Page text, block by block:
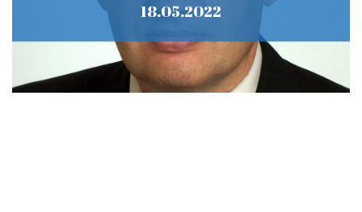
18.05.2022